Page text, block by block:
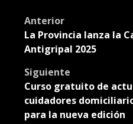
Post
navigation
Anterior
La Provincia lanza la
Antigripal 2025
Siguiente
Curso gratuito de
cuidadores
para la nueva edición